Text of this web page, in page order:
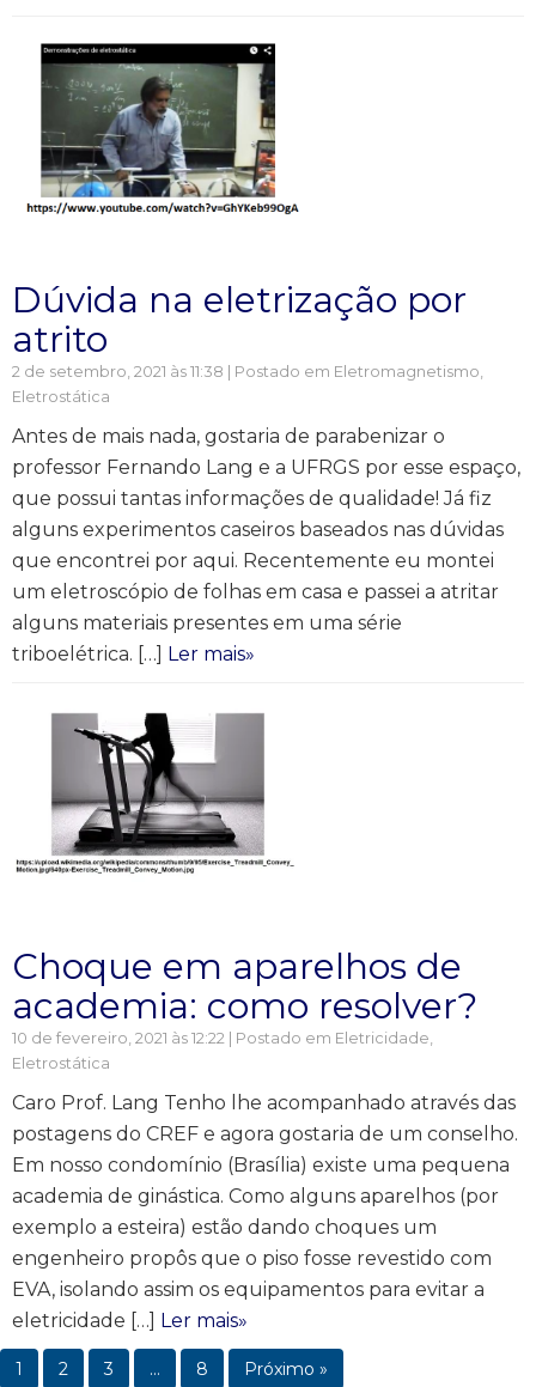
Dúvida na eletrização por
atrito
2 de setembro, 2021 às 11:38 | Postado em Eletromagnetismo,
Eletrostática
Antes de mais nada, gostaria de parabenizar o
professor Fernando Lang e a UFRGS por esse espaço,
que possui tantas informações de qualidade! Já fiz
alguns experimentos caseiros baseados nas dúvidas
que encontrei por aqui. Recentemente eu montei
um eletroscópio de folhas em casa e passei a atritar
alguns materiais presentes em uma série
triboelétrica. […] Ler mais»
Choque em aparelhos de
academia: como resolver?
10 de fevereiro, 2021 às 12:22 | Postado em Eletricidade,
Eletrostática
Caro Prof. Lang Tenho lhe acompanhado através das
postagens do CREF e agora gostaria de um conselho.
Em nosso condomínio (Brasília) existe uma pequena
academia de ginástica. Como alguns aparelhos (por
exemplo a esteira) estão dando choques um
engenheiro propôs que o piso fosse revestido com
EVA, isolando assim os equipamentos para evitar a
eletricidade […] Ler mais»
1 2 3 … 8 Próximo »